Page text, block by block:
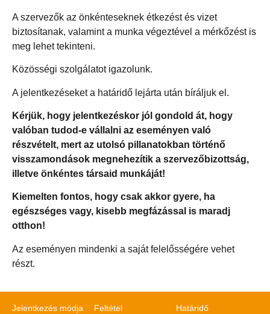
A szervezők az önkénteseknek étkezést és vizet
biztosítanak, valamint a munka végeztével a mérkőzést is
meg lehet tekinteni.
Közösségi szolgálatot igazolunk.
A jelentkezéseket a határidő lejárta után bíráljuk el.
Kérjük, hogy jelentkezéskor jól gondold át, hogy
valóban tudod-e vállalni az eseményen való
részvételt, mert az utolsó pillanatokban történő
visszamondások megnehezítik a szervezőbizottság,
illetve önkéntes társaid munkáját!
Kiemelten fontos, hogy csak akkor gyere, ha
egészséges vagy, kisebb megfázással is maradj
otthon!
Az eseményen mindenki a saját felelősségére vehet
részt.
Jelentkezés módja Feltétel Határidő